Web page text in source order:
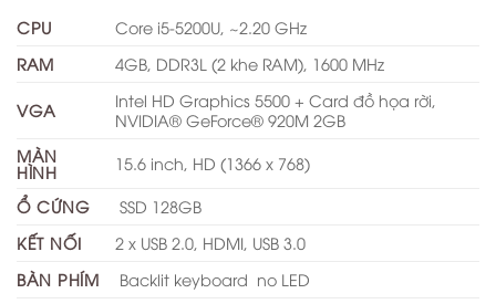
CPU
Core i5-5200U, ~2.20 GHz
RAM
4GB, DDR3L (2 khe RAM), 1600 MHz
VGA
Intel HD Graphics 5500 + Card đồ họa rời,
NVIDIA® GeForce® 920M 2GB
MÀN
HÌNH 15.6 inch, HD (1366 x 768)
Ổ CỨNG
SSD 128GB
KẾT NỐI
2 x USB 2.0, HDMI, USB 3.0
BÀN PHÍM
Backlit keyboard no LED